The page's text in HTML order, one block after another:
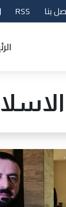
بنا RSS